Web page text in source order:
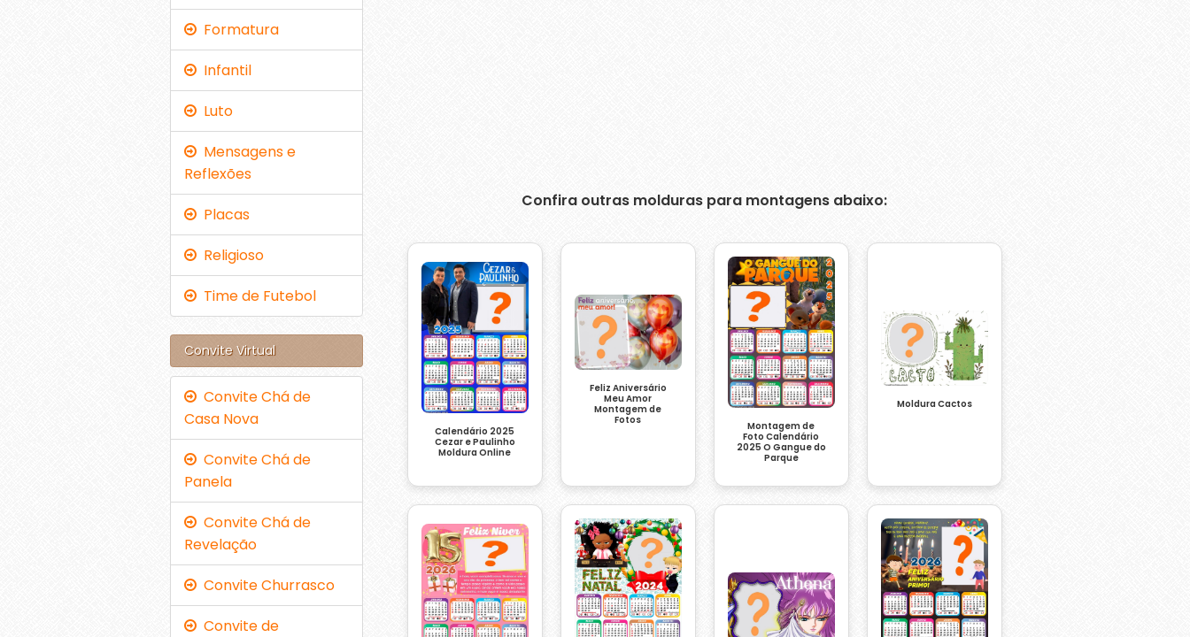
Confira outras molduras para montagens abaixo:
Calendário 2025
Cezar e Paulinho
Moldura Online
Feliz Aniversário
Meu Amor
Montagem de
Fotos
Montagem de
Foto Calendário
2025 O Gangue do
Parque
Moldura Cactos
Formatura
Infantil
Luto
Mensagens e
Reflexões
Placas
Religioso
Time de Futebol
Convite Virtual
Convite Chá de
Casa Nova
Convite Chá de
Panela
Convite Chá de
Revelação
Convite Churrasco
Convite de